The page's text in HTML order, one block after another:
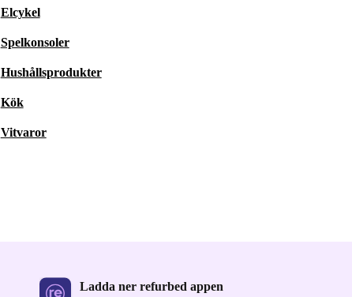
Elcykel
Spelkonsoler
Hushållsprodukter
Kök
Vitvaror
Ladda ner refurbed appen